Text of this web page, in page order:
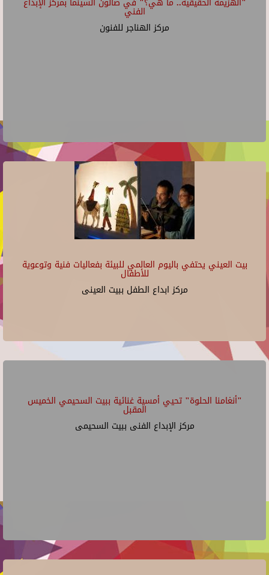
الفني
مركز الهناجر للفنون
بيت العيني يحتفي باليوم العالمي للبيئة بفعاليات فنية وتوعوية
للأطفال
مركز ابداع الطفل ببيت العينى
"أنغامنا الحلوة" تحيي أمسية غنائية ببيت السحيمي الخميس
المقبل
مركز الإبداع الفنى ببيت السحيمى